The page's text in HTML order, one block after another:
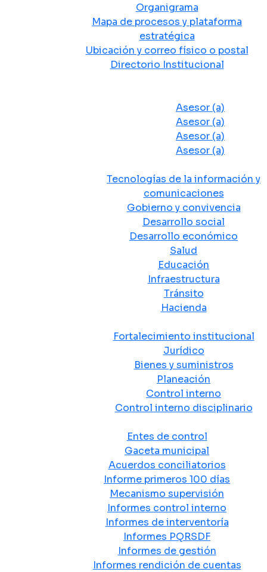
Organigrama
Mapa de procesos y plataforma
estratégica
Ubicación y correo físico o postal
Directorio Institucional
Asesor (a)
Asesor (a)
Asesor (a)
Asesor (a)
Tecnologías de la información y
comunicaciones
Gobierno y convivencia
Desarrollo social
Desarrollo económico
Salud
Educación
Infraestructura
Tránsito
Hacienda
Fortalecimiento institucional
Jurídico
Bienes y suministros
Planeación
Control interno
Control interno disciplinario
Entes de control
Gaceta municipal
Acuerdos conciliatorios
Informe primeros 100 días
Mecanismo supervisión
Informes control interno
Informes de interventoría
Informes PQRSDF
Informes de gestión
Informes rendición de cuentas